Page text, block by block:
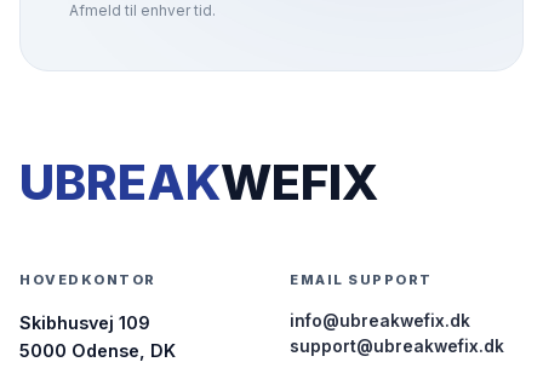
Afmeld til enhver tid.
UBREAKWEFIX
HOVEDKONTOR
Skibhusvej 109
5000 Odense, DK
EMAIL SUPPORT
info@ubreakwefix.dk
support@ubreakwefix.dk